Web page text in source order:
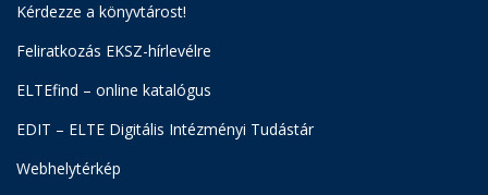
Kérdezze a könyvtárost!
Feliratkozás EKSZ-hírlevélre
ELTEfind – online katalógus
EDIT – ELTE Digitális Intézményi Tudástár
Webhelytérkép